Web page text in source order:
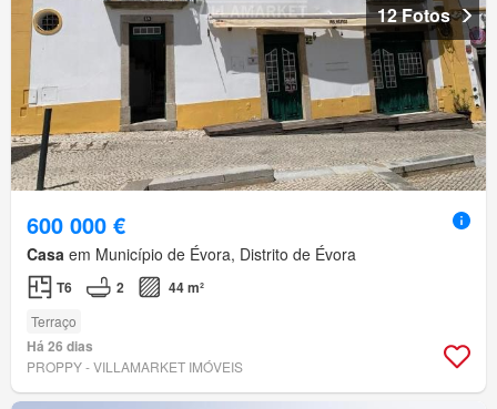
12 Fotos
600 000 €
Casa em Município de Évora, Distrito de Évora
T6 2 44 m²
Terraço
Há 26 dias
PROPPY - VILLAMARKET IMÓVEIS